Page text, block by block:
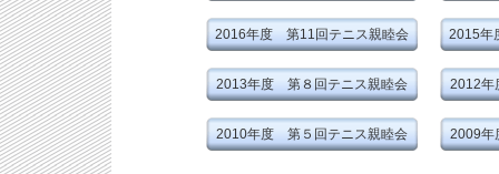
2016年度 第11回テニス親睦会 2015年
2013年度 第８回テニス親睦会 2012年
2010年度 第５回テニス親睦会 2009年